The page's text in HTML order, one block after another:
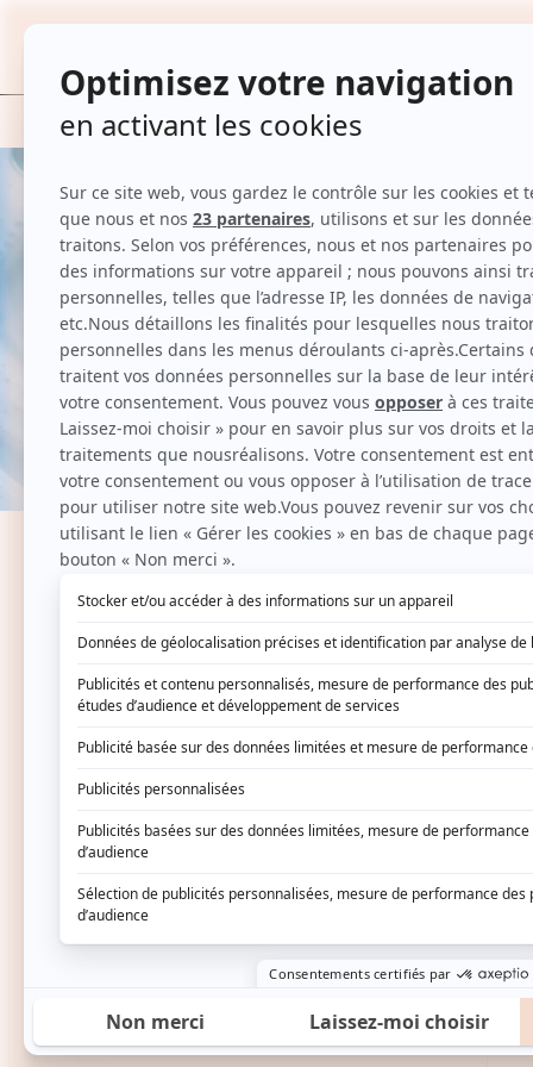
Accueil Hygiène et beauté